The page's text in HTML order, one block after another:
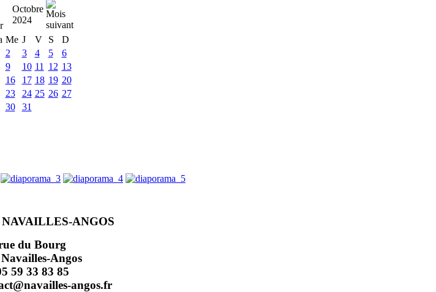
Octobre
2024
Me J V S
D
2 3 4 5
6
9 10 11 12 13
16 17 18 19 20
23 24 25 26 27
30 31
ANGOS
du Bourg
Angos
59 33 83 85
angos.fr